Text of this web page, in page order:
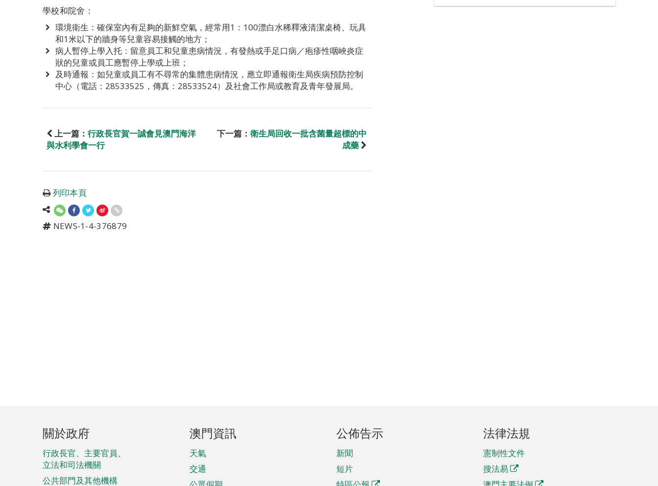
學校和院舍：
環境衛生：確保室內有足夠的新鮮空氣，經常用1：100漂白水稀釋液清潔桌椅、玩具
和1米以下的牆身等兒童容易接觸的地方；
病人暫停上學入托：留意員工和兒童患病情況，有發熱或手足口病／疱疹性咽峽炎症
狀的兒童或員工應暫停上學或上班；
及時通報：如兒童或員工有不尋常的集體患病情況，應立即通報衛生局疾病預防控制
中心（電話：28533525，傳真：28533524）及社會工作局或教育及青年發展局。
上一篇： 行政長官賀一誠會見澳門海洋
與水利學會一行
下一篇： 衛生局回收一批含菌量超標的中
成藥
列印本頁
NEWS-1-4-376879
頁
腳
菜
單
關於政府
行政長官、主要官員、
立法和司法機關
公共部門及其他機構
澳門資訊
天氣
交通
公佈告示
新聞
短片
法律法規
憲制性文件
搜法易